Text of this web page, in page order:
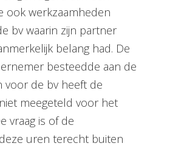
ook werkzaamheden
bv waarin zijn partner
belang had. De
besteedde aan de
voor de bv heeft de
meegeteld voor het
vraag is of de
uren terecht buiten